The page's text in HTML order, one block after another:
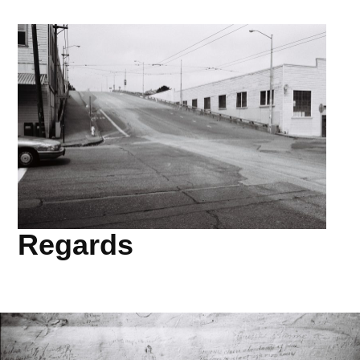
Regards